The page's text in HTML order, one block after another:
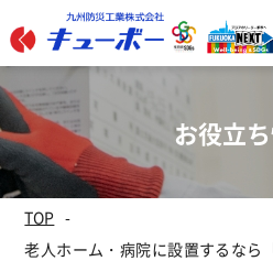
お役立
TOP
老人ホーム・病院に設置するなら